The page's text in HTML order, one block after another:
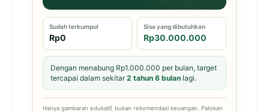
Sudah terkumpul
Rp0
Sisa yang dibutuhkan
Rp30.000.000
Dengan menabung Rp1.000.000 per bulan, target
tercapai dalam sekitar2 tahun 6 bulan lagi.
Hanya gambaran edukatif, bukan rekomendasi keuangan. Patokan